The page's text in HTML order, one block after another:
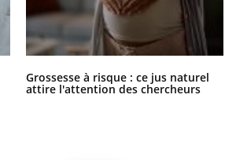
Grossesse à risque : ce jus naturel
attire l'attention des chercheurs